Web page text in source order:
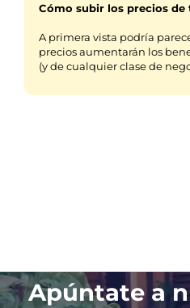
Cómo subir los precios
A primera vista podría
precios aumentarán los
(y de cualquier clase de
Apúntate a